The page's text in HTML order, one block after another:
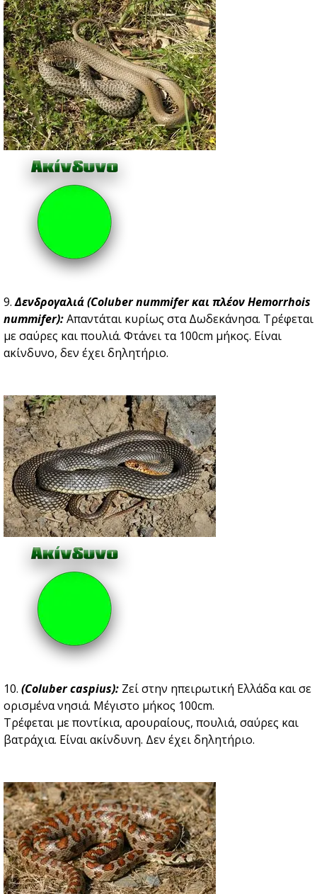
9.Δενδρογαλιά (Coluber nummifer και πλέον Hemorrhois
nummifer):Aπαντάται κυρίως στα Δωδεκάνησα. Τρέφεται
με σαύρες και πουλιά. Φτάνει τα 100cm μήκος. Είναι
ακίνδυνο, δεν έχει δηλητήριο.
10. (Coluber caspius): Zεί στην ηπειρωτική Ελλάδα και σε
ορισμένα νησιά. Μέγιστο μήκος 100cm.
Τρέφεται με ποντίκια, αρουραίους, πουλιά, σαύρες και
βατράχια. Είναι ακίνδυνη. Δεν έχει δηλητήριο.